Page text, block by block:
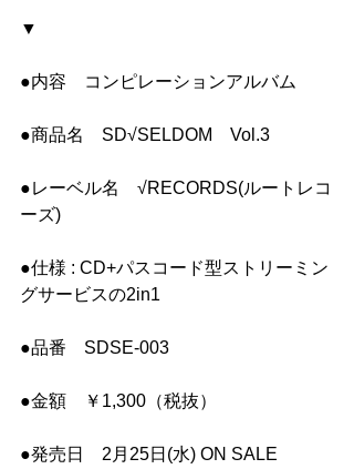
▼
●内容　コンピレーションアルバム
●商品名　SD√SELDOM　Vol.3
●レーベル名　√RECORDS(ルートレコ
ーズ)
●仕様 : CD+パスコード型ストリーミン
グサービスの2in1
●品番　SDSE-003
●金額　￥1,300（税抜）
●発売日　2月25日(水) ON SALE